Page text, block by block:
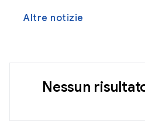
Altre notizie
Nessun